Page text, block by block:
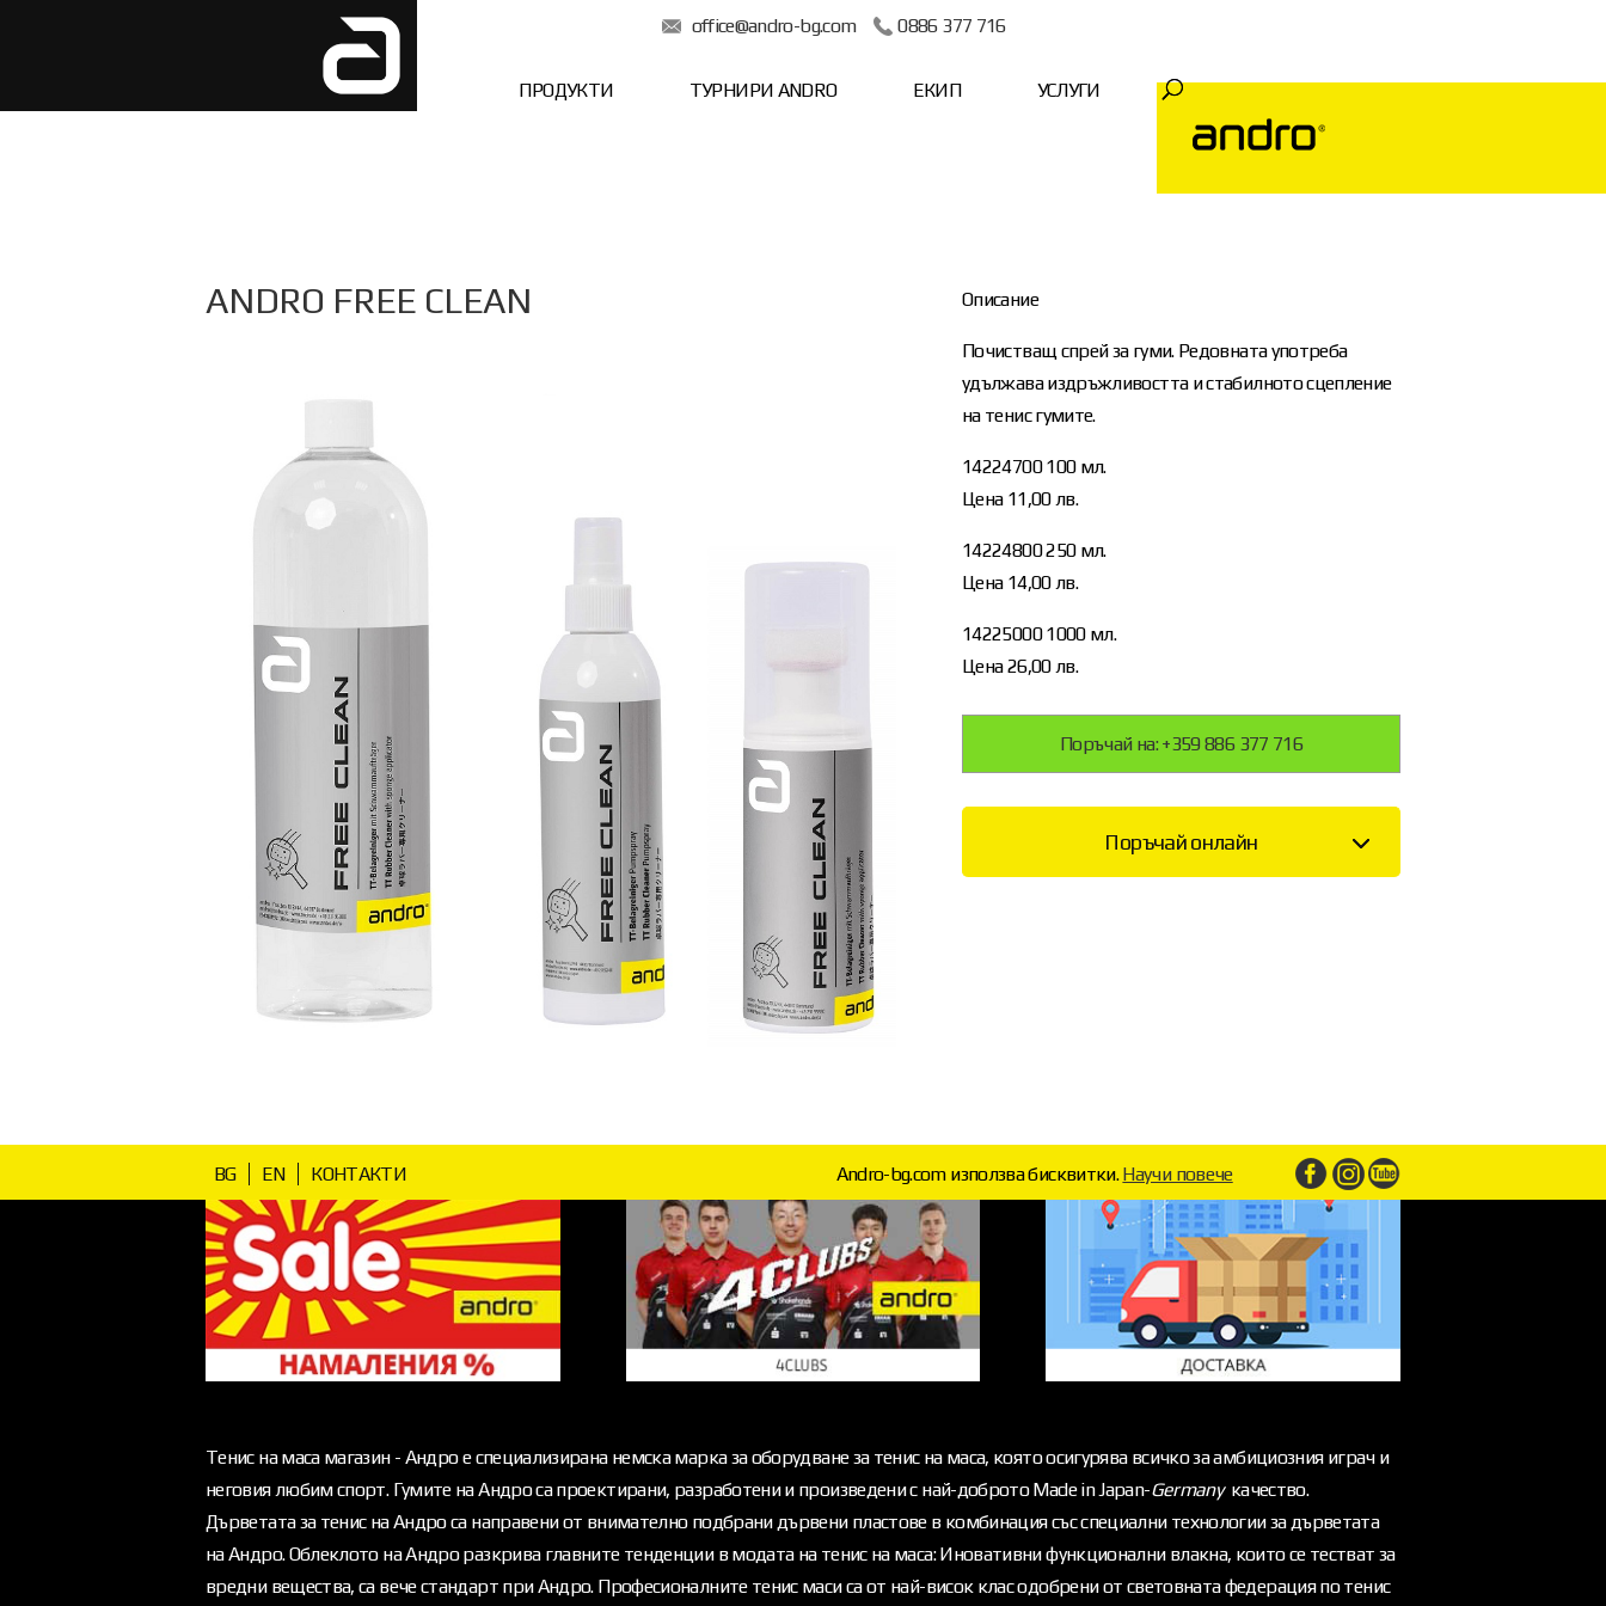
office@andro-bg.com 0886 377 716
ПРОДУКТИ ТУРНИРИ ANDRO ЕКИП УСЛУГИ
ANDRO FREE CLEAN Описание
Почистващ спрей за гуми. Редовната употреба
удължава издръжливостта и стабилното сцепление
на тенис гумите.
14224700 100 мл.
Цена 11,00 лв.
14224800 250 мл.
Цена 14,00 лв.
14225000 1000 мл.
Цена 26,00 лв.
Поръчай на: +359 886 377 716
Поръчай онлайн
BG EN КОНТАКТИ Andro-bg.com използва бисквитки.Научи повече
Тенис на маса магазин - Андро е специализирана немска марка за оборудване за тенис на маса, която осигурява всичко за амбициозния играч и
неговия любим спорт. Гумите на Андро са проектирани, разработени и произведени с най-доброто Made in Japan-Germanyкачество.
Дърветата за тенис на Андро са направени от внимателно подбрани дървени пластове в комбинация със специални технологии за дърветата
на Андро. Облеклото на Андро разкрива главните тенденции в модата на тенис на маса: Иновативни функционални влакна, които се тестват за
вредни вещества, са вече стандарт при Андро. Професионалните тенис маси са от най-висок клас одобрени от световната федерация по тенис